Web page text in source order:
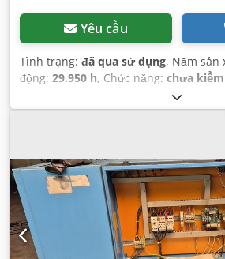
Yêu cầu
Tình trạng: đã qua sử dụng, Năm sản
động: 29.950 h, Chức năng: chưa